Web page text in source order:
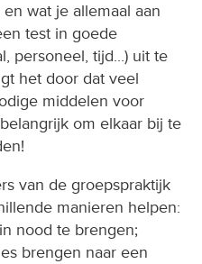
wat je allemaal aan
test in goede
personeel, tijd...) uit te
het door dat veel
middelen voor
om elkaar bij te
van de groepspraktijk
manieren helpen:
nood te brengen;
brengen naar een